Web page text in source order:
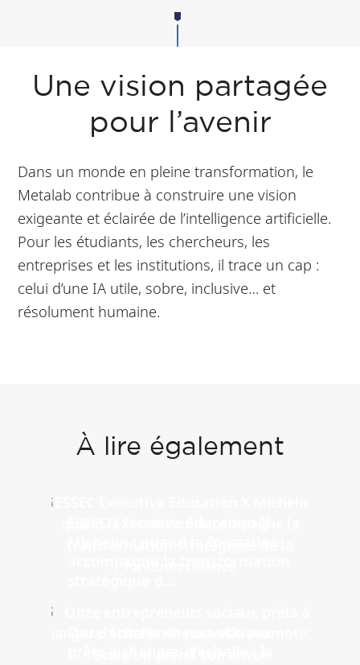
Une vision partagée
pour l’avenir
Dans un monde en pleine transformation, le
Metalab contribue à construire une vision
exigeante et éclairée de l’intelligence artificielle.
Pour les étudiants, les chercheurs, les
entreprises et les institutions, il trace un cap :
celui d’une IA utile, sobre, inclusive… et
résolument humaine.
À lire également